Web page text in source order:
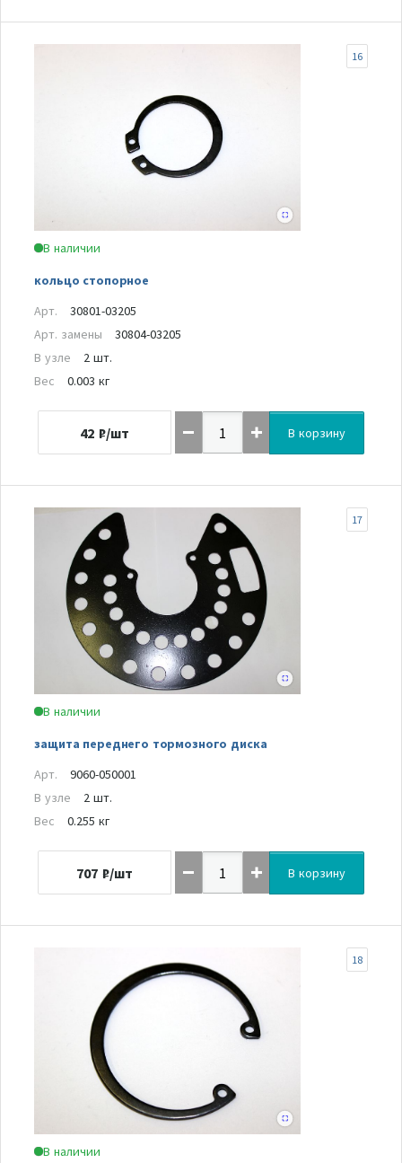
В наличии
кольцо стопорное
16
Арт.
30801-03205
Арт. замены
30804-03205
В узле
2 шт.
Вес
0.003 кг
42 ₽/шт В корзину
В наличии
защита переднего тормозного диска
17
Арт.
9060-050001
В узле
2 шт.
Вес
0.255 кг
707 ₽/шт В корзину
В наличии
18